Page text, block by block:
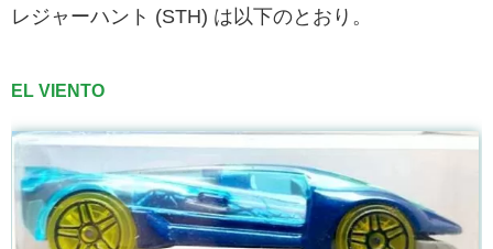
レジャーハント (STH) は以下のとおり。
EL VIENTO